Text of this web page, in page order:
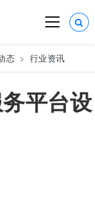
态 行业资讯
平台设